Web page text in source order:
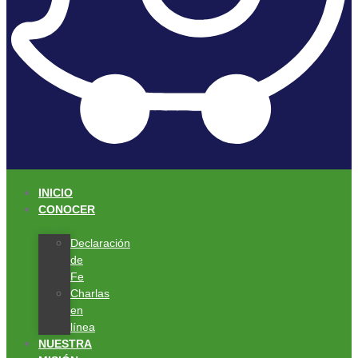
INICIO
CONOCER
Declaración
de
Fe
Charlas
en
línea
NUESTRA